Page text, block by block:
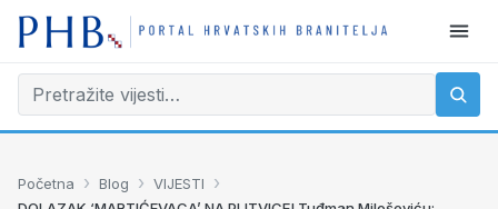
Početna › Blog › VIJESTI ›